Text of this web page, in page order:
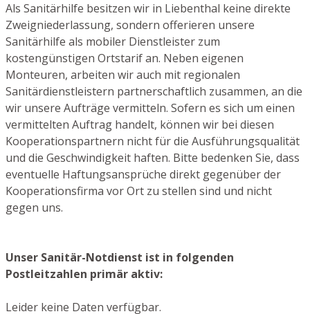
Als Sanitärhilfe besitzen wir in Liebenthal keine direkte
Zweigniederlassung, sondern offerieren unsere
Sanitärhilfe als mobiler Dienstleister zum
kostengünstigen Ortstarif an. Neben eigenen
Monteuren, arbeiten wir auch mit regionalen
Sanitärdienstleistern partnerschaftlich zusammen, an die
wir unsere Aufträge vermitteln. Sofern es sich um einen
vermittelten Auftrag handelt, können wir bei diesen
Kooperationspartnern nicht für die Ausführungsqualität
und die Geschwindigkeit haften. Bitte bedenken Sie, dass
eventuelle Haftungsansprüche direkt gegenüber der
Kooperationsfirma vor Ort zu stellen sind und nicht
gegen uns.
Unser Sanitär-Notdienst ist in folgenden
Postleitzahlen primär aktiv:
Leider keine Daten verfügbar.